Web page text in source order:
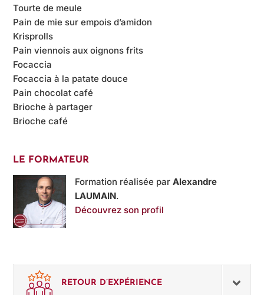
Tourte de meule
Pain de mie sur empois d’amidon
Krisprolls
Pain viennois aux oignons frits
Focaccia
Focaccia à la patate douce
Pain chocolat café
Brioche à partager
Brioche café
LE FORMATEUR
Formation réalisée parAlexandre
LAUMAIN.
Découvrez son profil
RETOUR D’EXPÉRIENCE